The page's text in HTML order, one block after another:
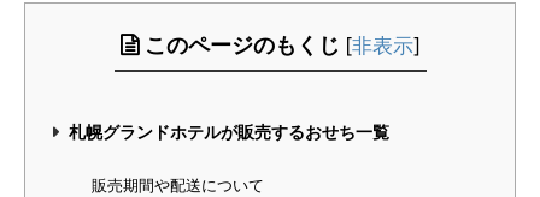
このページのもくじ [非表示]
札幌グランドホテルが販売するおせち一覧
販売期間や配送について